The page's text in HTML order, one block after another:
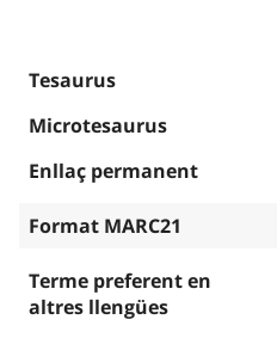
Tesaurus
Microtesaurus
Enllaç permanent
Format MARC21
Terme preferent en
altres llengües